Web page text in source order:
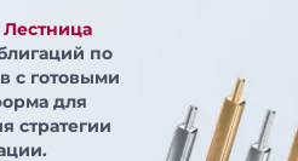
Лестница
по
с готовыми
для
стратегии